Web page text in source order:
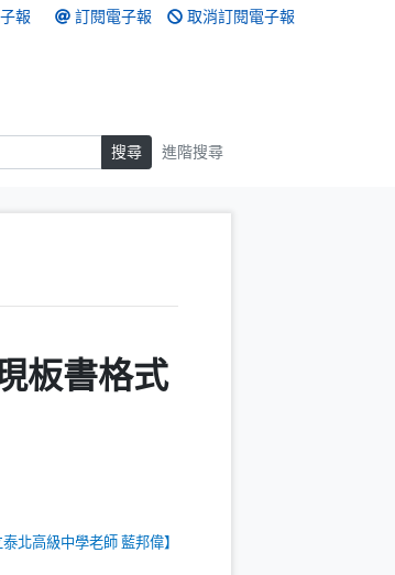
報 訂閱電子報 取消訂閱電子報
搜尋 進階搜尋
板書格式
北高級中學老師 藍邦偉】